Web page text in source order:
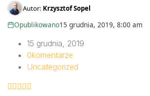
Autor: Krzysztof Sopel
Opublikowano15 grudnia, 2019, 8:00 am
15 grudnia, 2019
0komentarze
Uncategorized